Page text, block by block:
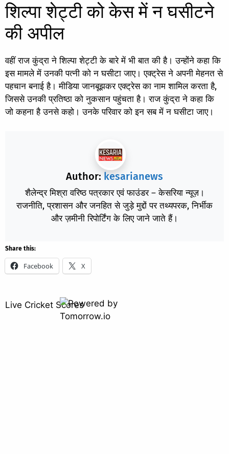
शिल्पा शेट्टी को केस में न घसीटने
की अपील
वहीं राज कुंद्रा ने शिल्पा शेट्टी के बारे में भी बात की है। उन्होंने कहा कि
इस मामले में उनकी पत्नी को न घसीटा जाए। एक्ट्रेस ने अपनी मेहनत से
पहचान बनाई है। मीडिया जानबूझकर एक्ट्रेस का नाम शामिल करता है,
जिससे उनकी प्रतिष्ठा को नुकसान पहुंचता है। राज कुंद्रा ने कहा कि
जो कहना है उनसे कहो। उनके परिवार को इन सब में न घसीटा जाए।
Author: kesarianews
शैलेन्द्र मिश्रा वरिष्ठ पत्रकार एवं फाउंडर – केसरिया न्यूज़।
राजनीति, प्रशासन और जनहित से जुड़े मुद्दों पर तथ्यपरक, निर्भीक
और ज़मीनी रिपोर्टिंग के लिए जाने जाते हैं।
Share this:
Facebook X
Live Cricket Scores